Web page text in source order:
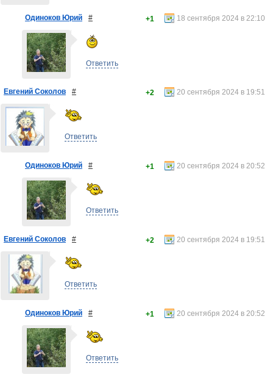
Одиноков Юрий # 18 сентября 2024 в 22:10
+1
Ответить
Евгений Соколов # 20 сентября 2024 в 19:51
+2
Ответить
Одиноков Юрий # 20 сентября 2024 в 20:52
+1
Ответить
Евгений Соколов # 20 сентября 2024 в 19:51
+2
Ответить
Одиноков Юрий # 20 сентября 2024 в 20:52
+1
Ответить